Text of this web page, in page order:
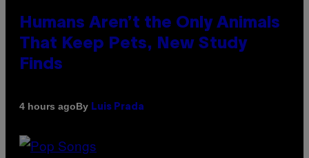
Humans Aren’t the Only Animals
That Keep Pets, New Study
Finds
4 hours agoBy Luis Prada